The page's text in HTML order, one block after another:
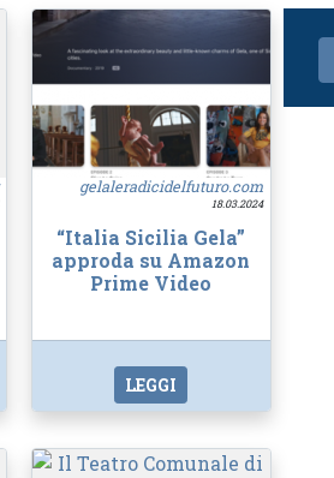
gelaleradicidelfuturo.com
18.03.2024
“Italia Sicilia Gela”
approda su Amazon
Prime Video
LEGGI